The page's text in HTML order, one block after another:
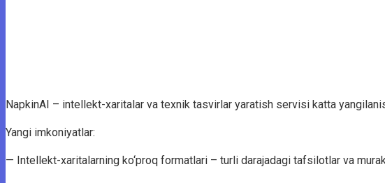
NapkinAI – intellekt-xaritalar va texnik tasvirlar yaratish servisi katta
Yangi imkoniyatlar:
— Intellekt-xaritalarning ko‘proq formatlari – turli darajadagi tafsilotlar va